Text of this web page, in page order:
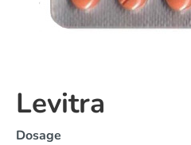
Levitra
Dosage